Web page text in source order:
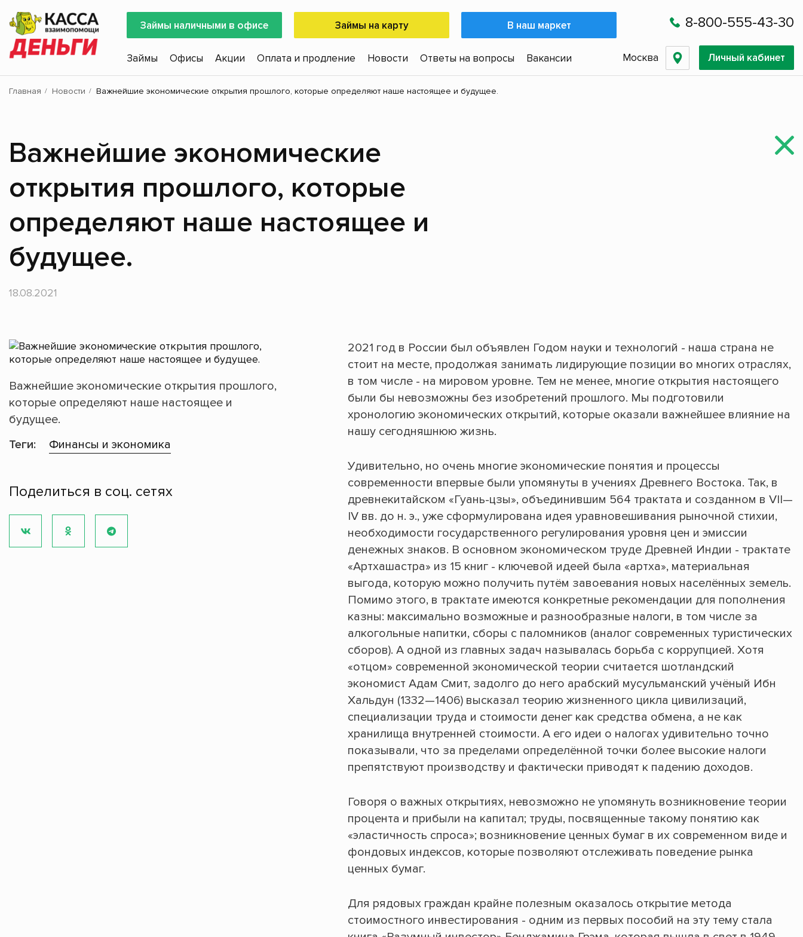
Займы наличными в офисе Займы на карту В наш маркет 8-800-555-43-30
Займы Офисы Акции Оплата и продление Новости Ответы на вопросы Вакансии Москва Личный кабинет
Главная Новости Важнейшие экономические открытия прошлого, которые определяют наше настоящее и будущее.
Важнейшие экономические
открытия прошлого, которые
определяют наше настоящее и
будущее.
18.08.2021
Важнейшие экономические открытия прошлого,
которые определяют наше настоящее и
будущее.
Теги:
Финансы и экономика
Поделиться в соц. сетях
2021 год в России был объявлен Годом науки и технологий - наша страна не
стоит на месте, продолжая занимать лидирующие позиции во многих отраслях,
в том числе - на мировом уровне. Тем не менее, многие открытия настоящего
были бы невозможны без изобретений прошлого. Мы подготовили
хронологию экономических открытий, которые оказали важнейшее влияние на
нашу сегодняшнюю жизнь.
Удивительно, но очень многие экономические понятия и процессы
современности впервые были упомянуты в учениях Древнего Востока. Так, в
древнекитайском «Гуань-цзы», объединившим 564 трактата и созданном в VII—
IV вв. до н. э., уже сформулирована идея уравновешивания рыночной стихии,
необходимости государственного регулирования уровня цен и эмиссии
денежных знаков. В основном экономическом труде Древней Индии - трактате
«Артхашастра» из 15 книг - ключевой идеей была «артха», материальная
выгода, которую можно получить путём завоевания новых населённых земель.
Помимо этого, в трактате имеются конкретные рекомендации для пополнения
казны: максимально возможные и разнообразные налоги, в том числе за
алкогольные напитки, сборы с паломников (аналог современных туристических
сборов). А одной из главных задач называлась борьба с коррупцией. Хотя
«отцом» современной экономической теории считается шотландский
экономист Адам Смит, задолго до него арабский мусульманский учёный Ибн
Хальдун (1332—1406) высказал теорию жизненного цикла цивилизаций,
специализации труда и стоимости денег как средства обмена, а не как
хранилища внутренней стоимости. А его идеи о налогах удивительно точно
показывали, что за пределами определённой точки более высокие налоги
препятствуют производству и фактически приводят к падению доходов.
Говоря о важных открытиях, невозможно не упомянуть возникновение теории
процента и прибыли на капитал; труды, посвященные такому понятию как
«эластичность спроса»; возникновение ценных бумаг в их современном виде и
фондовых индексов, которые позволяют отслеживать поведение рынка
ценных бумаг.
Для рядовых граждан крайне полезным оказалось открытие метода
стоимостного инвестирования - одним из первых пособий на эту тему стала